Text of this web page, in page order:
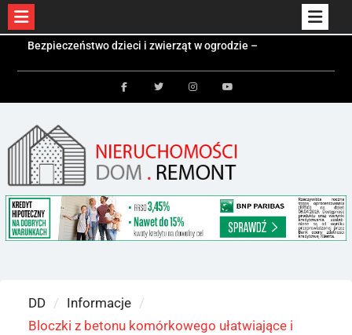
Czym jest kontener mieszkalny i kiedy się
sprawdzi?
Kolektory słoneczne a fotowoltaika – różnice i
zastosowania
Bezpieczeństwo dzieci i zwierząt w ogrodzie –
jakie ogrodzenie wybrać?
DD
Informacje
Bloczki z betonu komórkowego ułatwiające i